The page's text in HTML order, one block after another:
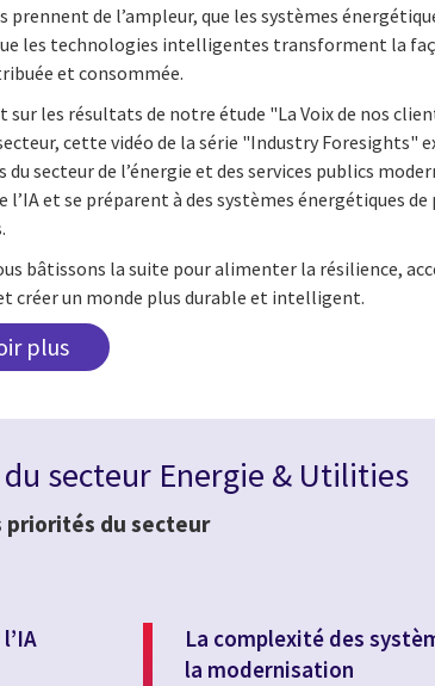
prennent de l’ampleur, que les systèmes
les technologies intelligentes transforment la
et consommée.
sur les résultats de notre étude "La Voix de nos
cette vidéo de la série "Industry Foresights"
secteur de l’énergie et des services publics
et se préparent à des systèmes énergétiques de
bâtissons la suite pour alimenter la résilience,
créer un monde plus durable et intelligent.
plus
secteur Energie & Utilities
priorités du secteur
La complexité des
la modernisation